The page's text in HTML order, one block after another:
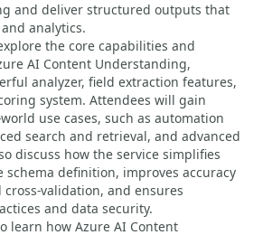
and deliver structured outputs that
analytics.
the core capabilities and
AI Content Understanding,
analyzer, field extraction features,
system. Attendees will gain
use cases, such as automation
search and retrieval, and advanced
discuss how the service simplifies
schema definition, improves accuracy
validation, and ensures
and data security.
learn how Azure AI Content